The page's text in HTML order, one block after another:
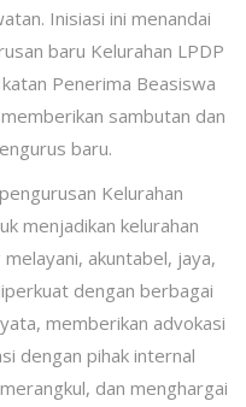
Inisiasi ini menandai
baru Kelurahan LPDP
Penerima Beasiswa
sambutan dan
baru.
Kelurahan
menjadikan kelurahan
akuntabel, jaya,
dengan berbagai
memberikan advokasi
dengan pihak internal
dan menghargai